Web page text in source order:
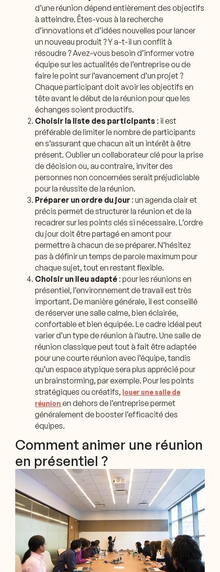
d’une réunion dépend entièrement des objectifs
à atteindre. Êtes-vous à la recherche
d’innovations et d’idées nouvelles pour lancer
un nouveau produit ? Y a-t-il un conflit à
résoudre ? Avez-vous besoin d’informer votre
équipe sur les actualités de l’entreprise ou de
faire le point sur l’avancement d’un projet ?
Chaque participant doit avoir les objectifs en
tête avant le début de la réunion pour que les
échanges soient productifs.
Choisir la liste des participants : il est
préférable de limiter le nombre de participants
en s’assurant que chacun ait un intérêt à être
présent. Oublier un collaborateur clé pour la prise
de décision ou, au contraire, inviter des
personnes non concernées serait préjudiciable
pour la réussite de la réunion.
Préparer un ordre du jour : un agenda clair et
précis permet de structurer la réunion et de la
recadrer sur les points clés si nécessaire. L’ordre
du jour doit être partagé en amont pour
permettre à chacun de se préparer. N’hésitez
pas à définir un temps de parole maximum pour
chaque sujet, tout en restant flexible.
Choisir un lieu adapté : pour les réunions en
présentiel, l’environnement de travail est très
important. De manière générale, il est conseillé
de réserver une salle calme, bien éclairée,
confortable et bien équipée. Le cadre idéal peut
varier d’un type de réunion à l’autre. Une salle de
réunion classique peut tout à fait être adaptée
pour une courte réunion avec l’équipe, tandis
qu’un espace atypique sera plus apprécié pour
un brainstorming, par exemple. Pour les points
stratégiques ou créatifs, louer une salle de
réunion en dehors de l’entreprise permet
généralement de booster l’efficacité des
équipes.
Comment animer une réunion
en présentiel ?